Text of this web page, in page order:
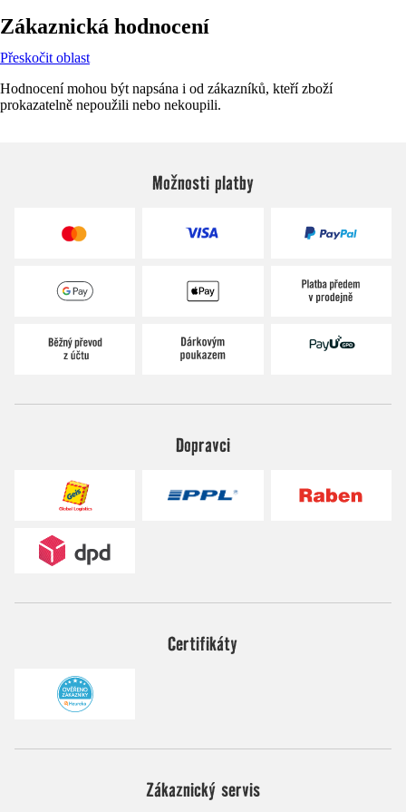
Zákaznická hodnocení
Přeskočit oblast
Hodnocení mohou být napsána i od zákazníků, kteří zboží
prokazatelně nepoužili nebo nekoupili.
Možnosti platby
Dopravci
Certifikáty
Zákaznický servis